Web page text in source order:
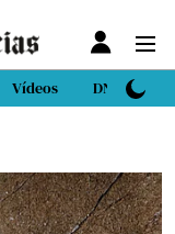
Vídeos DN Sport